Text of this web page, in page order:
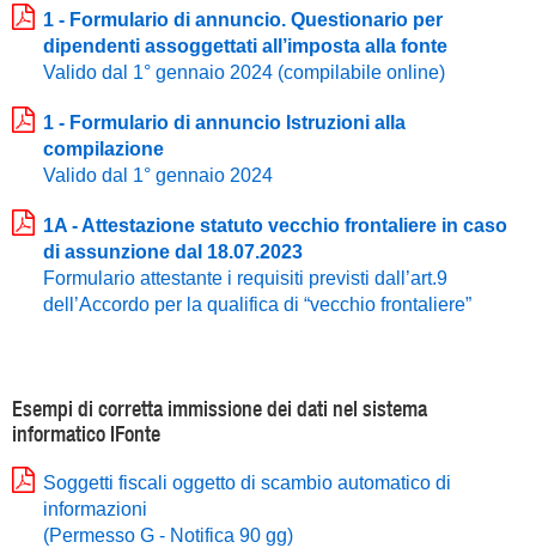
1 - Formulario di annuncio. Questionario per
dipendenti assoggettati all’imposta alla fonte
Valido dal 1° gennaio 2024 (compilabile online)
1 - Formulario di annuncio Istruzioni alla
compilazione
Valido dal 1° gennaio 2024
1A - Attestazione statuto vecchio frontaliere in caso
di assunzione dal 18.07.2023
Formulario attestante i requisiti previsti dall’art.9
dell’Accordo per la qualifica di “vecchio frontaliere”
Esempi di corretta immissione dei dati nel sistema
informatico IFonte
Soggetti fiscali oggetto di scambio automatico di
informazioni
(Permesso G - Notifica 90 gg)